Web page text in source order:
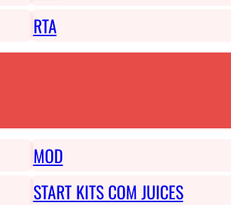
RTA
MOD
START KITS COM JUICES